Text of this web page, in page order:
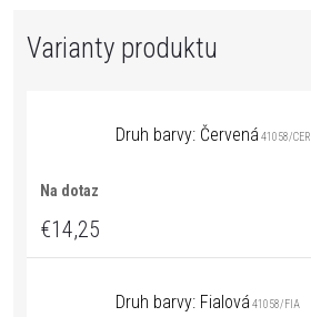
Druh barvy: Červená 41058/CER
Na dotaz
€14,25
Druh barvy: Fialová 41058/FIA